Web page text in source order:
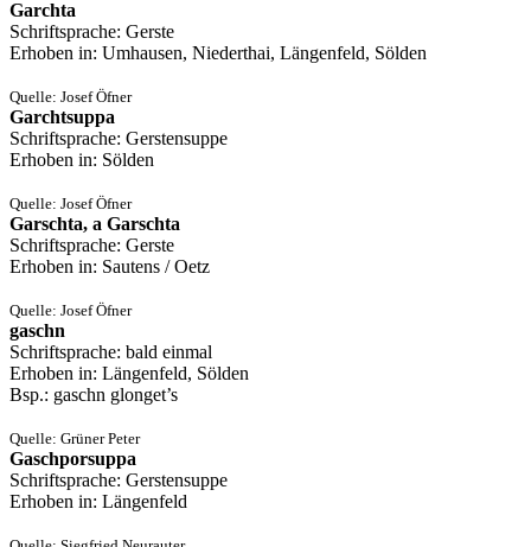
Garchta
Schriftsprache: Gerste
Erhoben in: Umhausen, Niederthai, Längenfeld, Sölden
Quelle: Josef Öfner
Garchtsuppa
Schriftsprache: Gerstensuppe
Erhoben in: Sölden
Quelle: Josef Öfner
Garschta, a Garschta
Schriftsprache: Gerste
Erhoben in: Sautens / Oetz
Quelle: Josef Öfner
gaschn
Schriftsprache: bald einmal
Erhoben in: Längenfeld, Sölden
Bsp.: gaschn glonget’s
Quelle: Grüner Peter
Gaschporsuppa
Schriftsprache: Gerstensuppe
Erhoben in: Längenfeld